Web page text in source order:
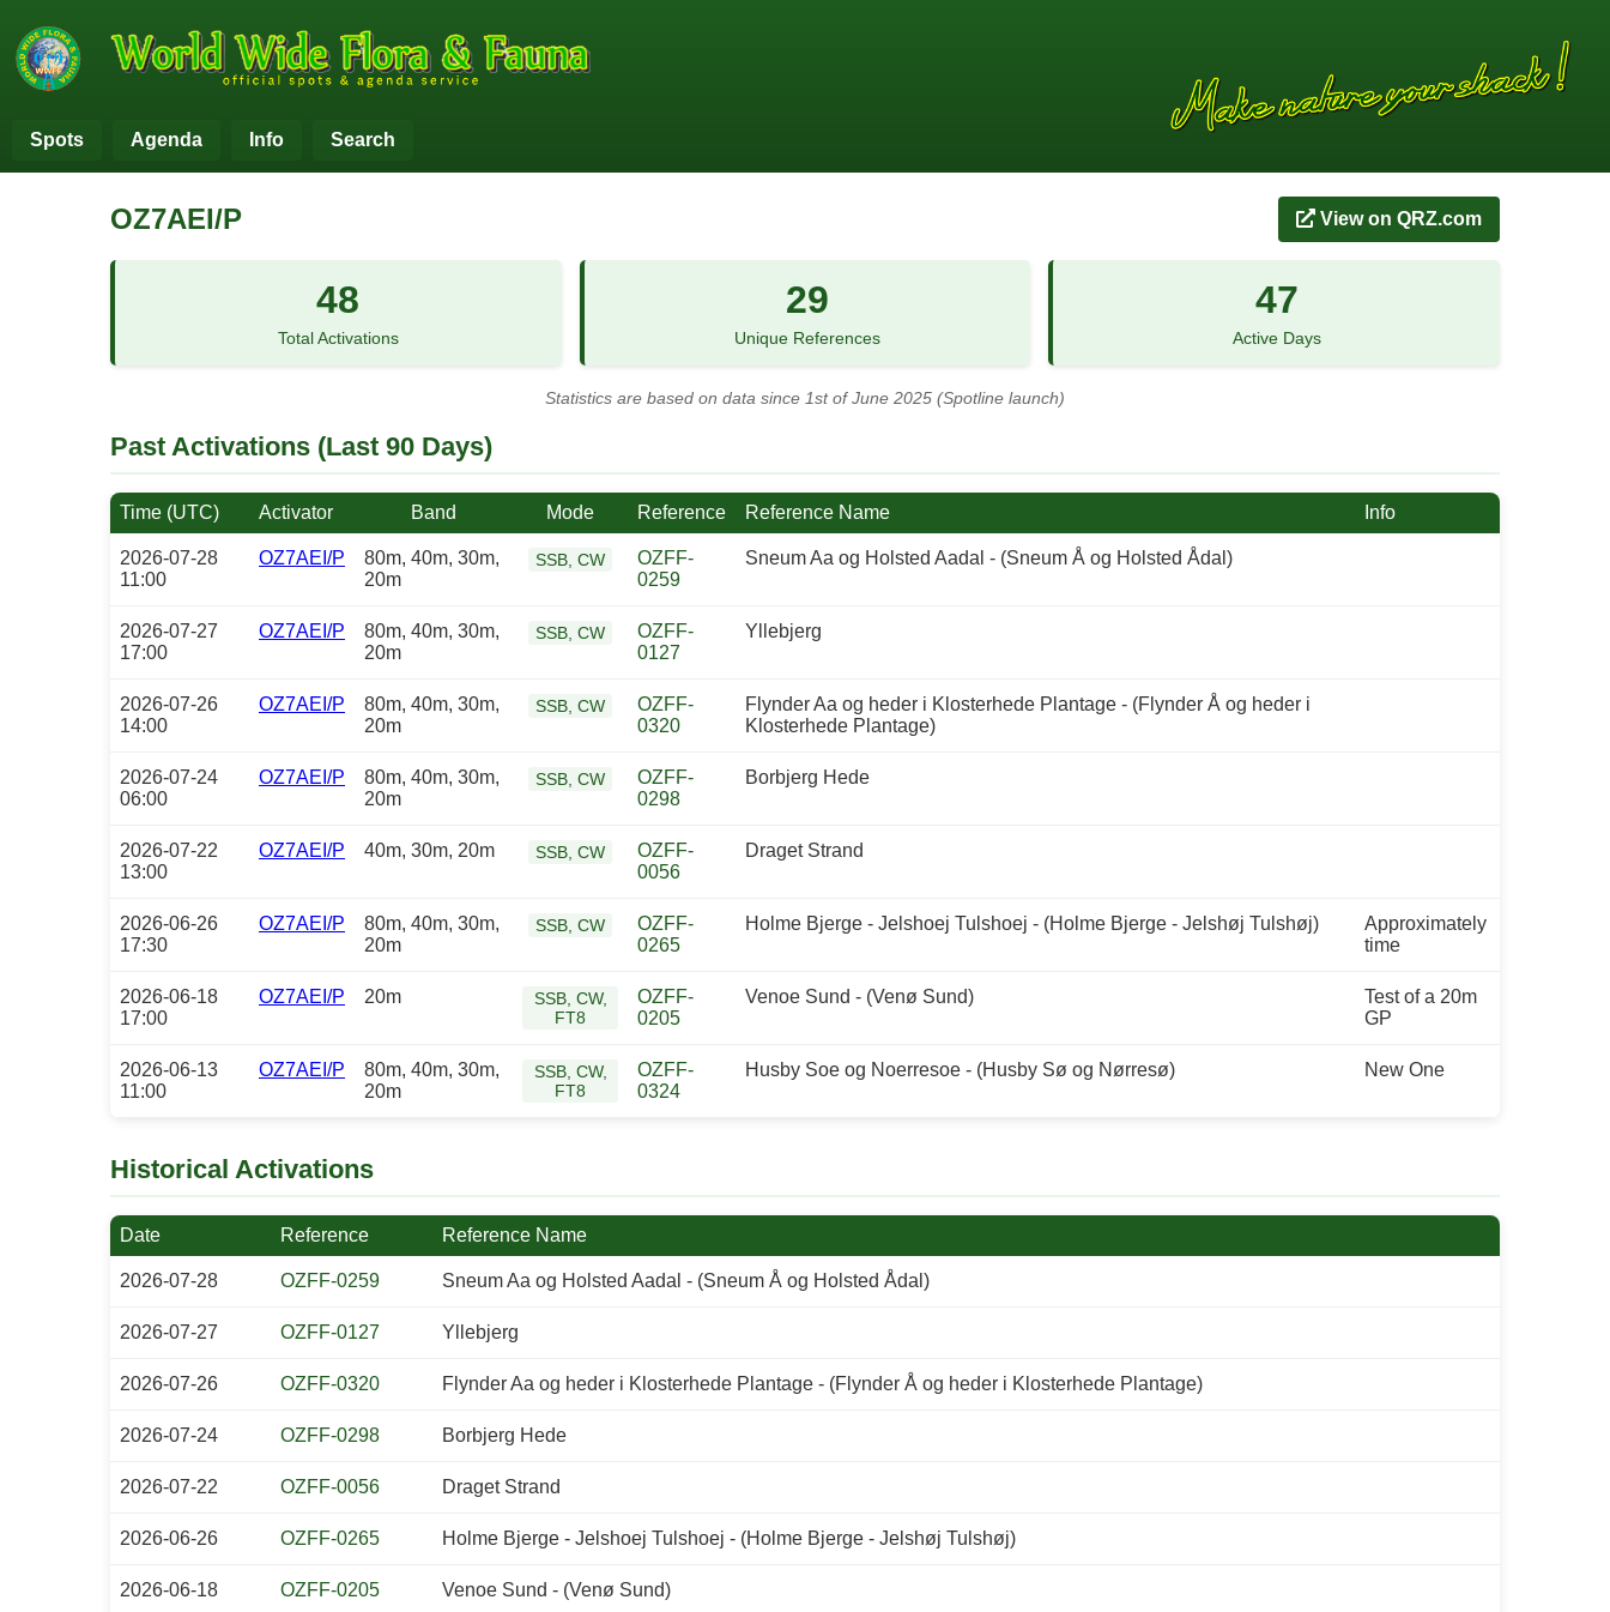
Spots Agenda Info Search
OZ7AEI/P View on QRZ.com
48
Total Activations
29
Unique References
47
Active Days
Statistics are based on data since 1st of June 2025 (Spotline launch)
Past Activations (Last 90 Days)
Time (UTC) Activator Band Mode Reference Reference Name Info
2026-07-28
11:00
OZ7AEI/P
80m, 40m, 30m,
20m
SSB, CW
OZFF-
0259
Sneum Aa og Holsted Aadal - (Sneum Å og Holsted Ådal)
2026-07-27
17:00
OZ7AEI/P
80m, 40m, 30m,
20m
SSB, CW
OZFF-
0127
Yllebjerg
2026-07-26
14:00
OZ7AEI/P
80m, 40m, 30m,
20m
SSB, CW
OZFF-
0320
Flynder Aa og heder i Klosterhede Plantage - (Flynder Å og heder i
Klosterhede Plantage)
2026-07-24
06:00
OZ7AEI/P
80m, 40m, 30m,
20m
SSB, CW
OZFF-
0298
Borbjerg Hede
2026-07-22
13:00
OZ7AEI/P 40m, 30m, 20m SSB, CW
OZFF-
0056
Draget Strand
2026-06-26
17:30
OZ7AEI/P
80m, 40m, 30m,
20m
SSB, CW
OZFF-
0265
Holme Bjerge - Jelshoej Tulshoej - (Holme Bjerge - Jelshøj Tulshøj)
Approximately
time
2026-06-18
17:00
OZ7AEI/P 20m
SSB, CW,
FT8
OZFF-
0205
Venoe Sund - (Venø Sund)
Test of a 20m
GP
2026-06-13
11:00
OZ7AEI/P
80m, 40m, 30m,
20m
SSB, CW,
FT8
OZFF-
0324
Husby Soe og Noerresoe - (Husby Sø og Nørresø) New One
Historical Activations
Date Reference Reference Name
2026-07-28 OZFF-0259 Sneum Aa og Holsted Aadal - (Sneum Å og Holsted Ådal)
2026-07-27 OZFF-0127 Yllebjerg
2026-07-26 OZFF-0320 Flynder Aa og heder i Klosterhede Plantage - (Flynder Å og heder i Klosterhede Plantage)
2026-07-24 OZFF-0298 Borbjerg Hede
2026-07-22 OZFF-0056 Draget Strand
2026-06-26 OZFF-0265 Holme Bjerge - Jelshoej Tulshoej - (Holme Bjerge - Jelshøj Tulshøj)
2026-06-18 OZFF-0205 Venoe Sund - (Venø Sund)